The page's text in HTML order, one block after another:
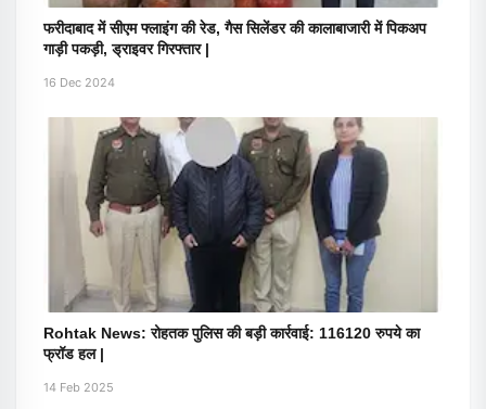
फरीदाबाद में सीएम फ्लाइंग की रेड, गैस सिलेंडर की कालाबाजारी में पिकअप
गाड़ी पकड़ी, ड्राइवर गिरफ्तार |
16 Dec 2024
Rohtak News: रोहतक पुलिस की बड़ी कार्रवाई: 116120 रुपये का
फ्रॉड हल |
14 Feb 2025